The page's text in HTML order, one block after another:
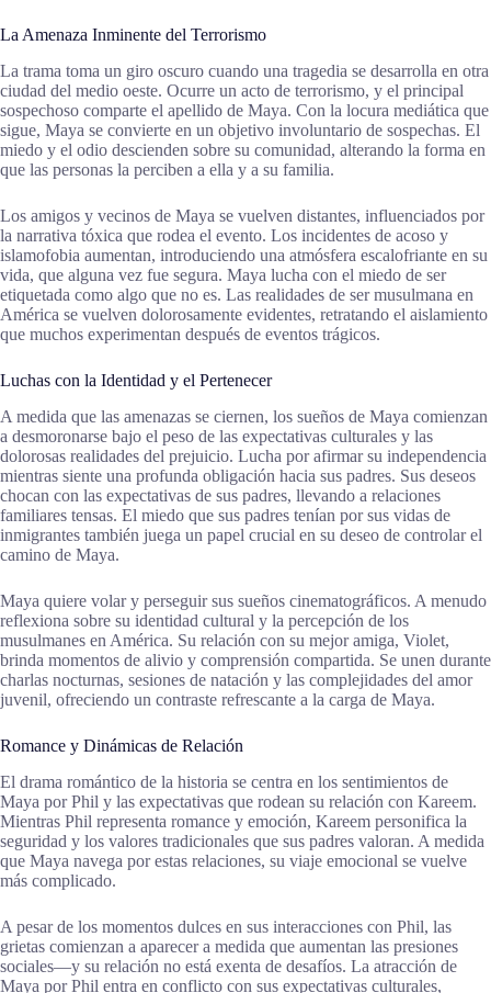
La Amenaza Inminente del Terrorismo
La trama toma un giro oscuro cuando una tragedia se desarrolla en otra
ciudad del medio oeste. Ocurre un acto de terrorismo, y el principal
sospechoso comparte el apellido de Maya. Con la locura mediática que
sigue, Maya se convierte en un objetivo involuntario de sospechas. El
miedo y el odio descienden sobre su comunidad, alterando la forma en
que las personas la perciben a ella y a su familia.
Los amigos y vecinos de Maya se vuelven distantes, influenciados por
la narrativa tóxica que rodea el evento. Los incidentes de acoso y
islamofobia aumentan, introduciendo una atmósfera escalofriante en su
vida, que alguna vez fue segura. Maya lucha con el miedo de ser
etiquetada como algo que no es. Las realidades de ser musulmana en
América se vuelven dolorosamente evidentes, retratando el aislamiento
que muchos experimentan después de eventos trágicos.
Luchas con la Identidad y el Pertenecer
A medida que las amenazas se ciernen, los sueños de Maya comienzan
a desmoronarse bajo el peso de las expectativas culturales y las
dolorosas realidades del prejuicio. Lucha por afirmar su independencia
mientras siente una profunda obligación hacia sus padres. Sus deseos
chocan con las expectativas de sus padres, llevando a relaciones
familiares tensas. El miedo que sus padres tenían por sus vidas de
inmigrantes también juega un papel crucial en su deseo de controlar el
camino de Maya.
Maya quiere volar y perseguir sus sueños cinematográficos. A menudo
reflexiona sobre su identidad cultural y la percepción de los
musulmanes en América. Su relación con su mejor amiga, Violet,
brinda momentos de alivio y comprensión compartida. Se unen durante
charlas nocturnas, sesiones de natación y las complejidades del amor
juvenil, ofreciendo un contraste refrescante a la carga de Maya.
Romance y Dinámicas de Relación
El drama romántico de la historia se centra en los sentimientos de
Maya por Phil y las expectativas que rodean su relación con Kareem.
Mientras Phil representa romance y emoción, Kareem personifica la
seguridad y los valores tradicionales que sus padres valoran. A medida
que Maya navega por estas relaciones, su viaje emocional se vuelve
más complicado.
A pesar de los momentos dulces en sus interacciones con Phil, las
grietas comienzan a aparecer a medida que aumentan las presiones
sociales—y su relación no está exenta de desafíos. La atracción de
Maya por Phil entra en conflicto con sus expectativas culturales,